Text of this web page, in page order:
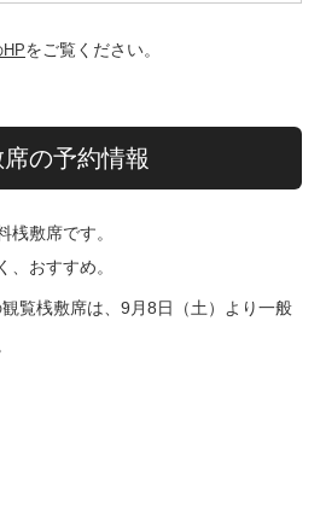
をご覧ください。
の予約情報
桟敷席です。
、おすすめ。
覧桟敷席は、 9月8日（土）より一般